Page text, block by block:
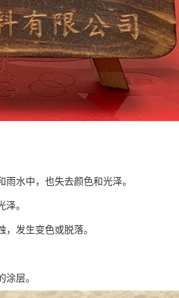
水中，也失去颜色和光泽。
。
发生变色或脱落。
层。